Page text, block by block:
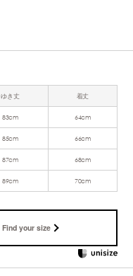
ゆき丈 着丈
83cm 64cm
85cm 66cm
87cm 68cm
89cm 70cm
Find your size